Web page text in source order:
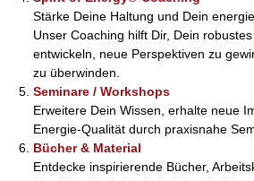
Stärke Deine Haltung und Dein
Unser Coaching hilft Dir, Dein
entwickeln, neue Perspektiven zu
zu überwinden.
Seminare / Workshops
Erweitere Dein Wissen, erhalte neue
Energie-Qualität durch praxisnahe
Bücher & Material
Entdecke inspirierende Bücher,